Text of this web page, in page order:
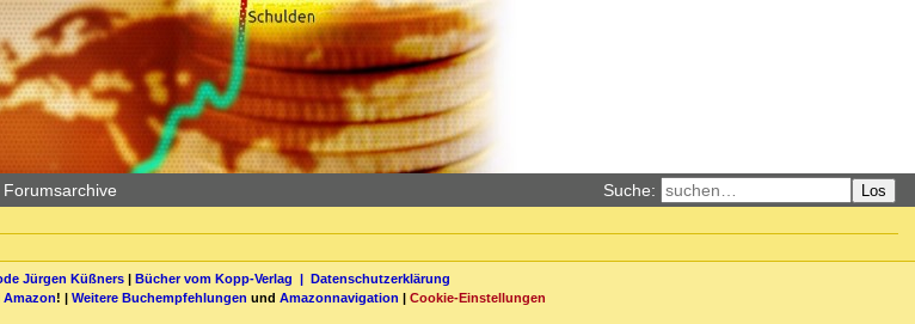
Forumsarchive Suche: Los
Jürgen Küßners| Bücher vom Kopp-Verlag | Datenschutzerklärung
Amazon! | Weitere Buchempfehlungen und Amazonnavigation | Cookie-Einstellungen